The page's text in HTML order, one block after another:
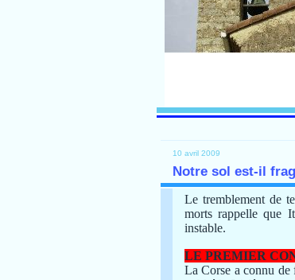
10 avril 2009
Notre sol est-il
Le tremblement de
morts rappelle que
instable.
LE PREMIER
La Corse a connu de